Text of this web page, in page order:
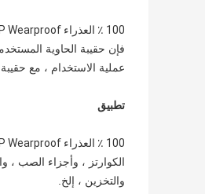
100 ٪ العذراء PP Wearproof طوي القابل للتصرف أكياس البولي بروبيلين السائبة
فإن حقيبة الحاوية
عملية الاستخدام ، مع
تطبيق
100 ٪ العذراء PP Wearproof القابل للتصرف أكياس السائبة البولي بروبلين u
الكوارتز ، وأجزاء الصب ،
والتخزين ، إلخ.